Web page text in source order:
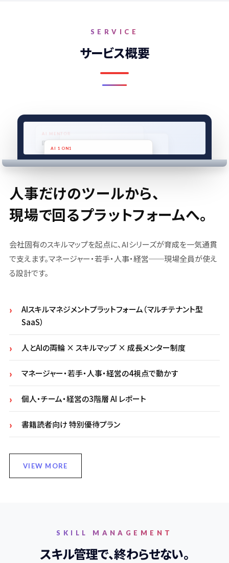
SERVICE
サービス概要
田中さん、次は提案書スキルへ。
AI PICK
今週、伸ばすべきは「クロージング」。
AI 1ON1
来週の議題、3 つご提案します。
人事だけのツールから、
現場で回るプラットフォームへ。
会社固有のスキルマップを起点に、AIシリーズが育成を一気通貫
で支えます。マネージャー・若手・人事・経営──現場全員が使え
る設計です。
AIスキルマネジメントプラットフォーム（マルチテナント型
SaaS）
人とAIの両輪 × スキルマップ × 成長メンター制度
マネージャー・若手・人事・経営の4視点で動かす
個人・チーム・経営の3階層 AI レポート
書籍読者向け 特別優待プラン
VIEW MORE
SKILL MANAGEMENT
スキル管理で、終わらせない。